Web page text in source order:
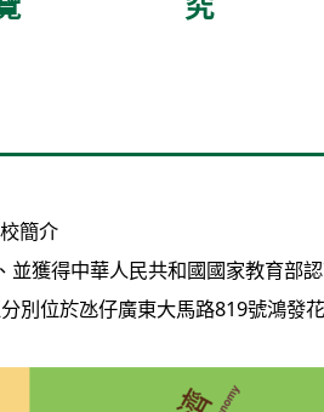
簡介
得中華人民共和國國家教育部
位於氹仔廣東大馬路819號鴻發